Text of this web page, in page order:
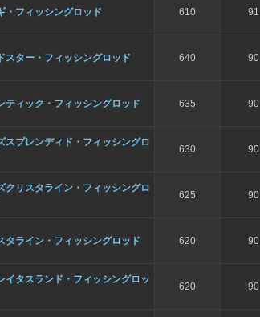
・フィッシングロッド 610 91
スター・フィッシングロッド 640 90
ティック・フィッシングロッド 635 90
スプレンディド・フィッシングロ
630 90
クリスタライン・フィッシングロ
625 90
タライン・フィッシングロッド 620 90
イタスランド・フィッシングロッ
620 90